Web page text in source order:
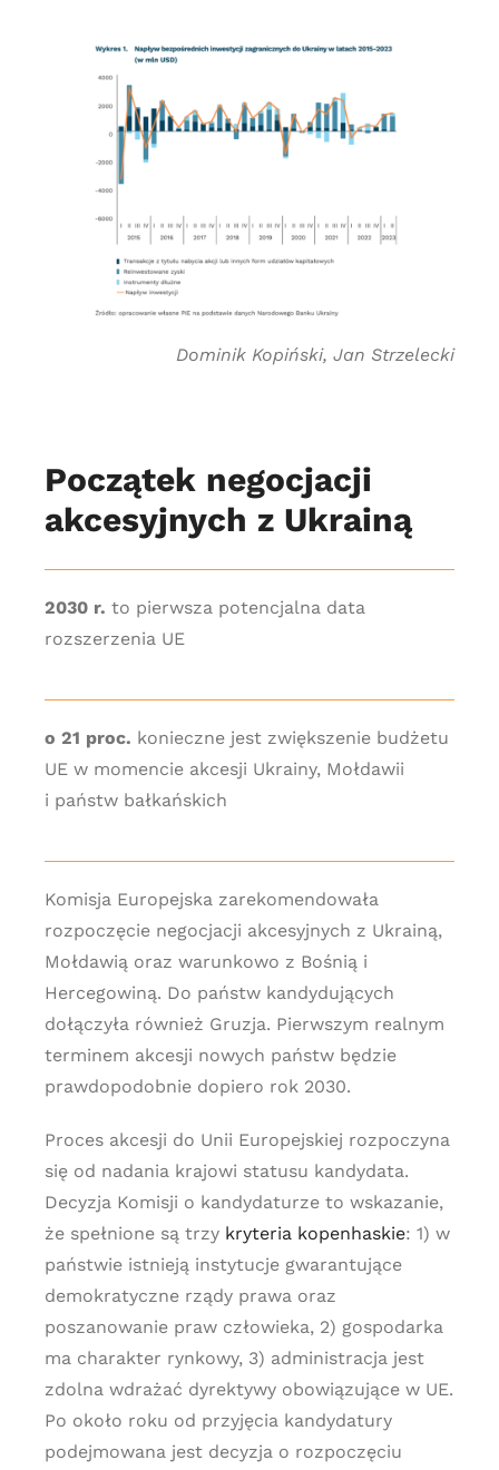
Dominik Kopiński, Jan Strzelecki
Początek negocjacji
akcesyjnych z Ukrainą
2030 r. to pierwsza potencjalna data
rozszerzenia UE
o 21 proc. konieczne jest zwiększenie budżetu
UE w momencie akcesji Ukrainy, Mołdawii
i państw bałkańskich
Komisja Europejska zarekomendowała
rozpoczęcie negocjacji akcesyjnych z Ukrainą,
Mołdawią oraz warunkowo z Bośnią i
Hercegowiną. Do państw kandydujących
dołączyła również Gruzja. Pierwszym realnym
terminem akcesji nowych państw będzie
prawdopodobnie dopiero rok 2030.
Proces akcesji do Unii Europejskiej rozpoczyna
się od nadania krajowi statusu kandydata.
Decyzja Komisji o kandydaturze to wskazanie,
że spełnione są trzy kryteria kopenhaskie: 1) w
państwie istnieją instytucje gwarantujące
demokratyczne rządy prawa oraz
poszanowanie praw człowieka, 2) gospodarka
ma charakter rynkowy, 3) administracja jest
zdolna wdrażać dyrektywy obowiązujące w UE.
Po około roku od przyjęcia kandydatury
podejmowana jest decyzja o rozpoczęciu